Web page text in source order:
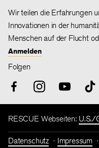
Wir teilen die Erfahrungen
Innovationen in der
Menschen auf der Flucht
Anmelden
Folgen
RESCUE Webseiten: U.S./
Datenschutz Impressum